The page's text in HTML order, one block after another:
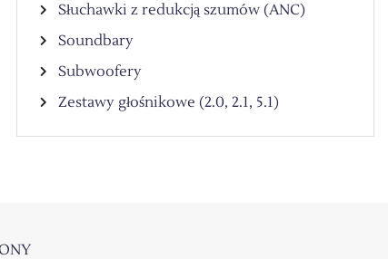
Słuchawki z redukcją szumów (ANC)
Soundbary
Subwoofery
Zestawy głośnikowe (2.0, 2.1, 5.1)